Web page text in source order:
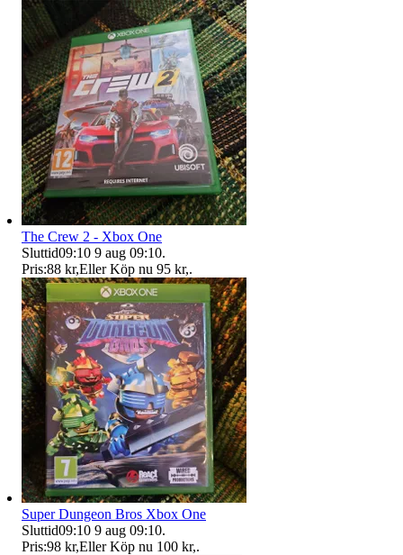
The Crew 2 - Xbox One
Sluttid09:10 9 aug 09:10.
Pris:88 kr,Eller Köp nu 95 kr,.
Super Dungeon Bros Xbox One
Sluttid09:10 9 aug 09:10.
Pris:98 kr,Eller Köp nu 100 kr,.